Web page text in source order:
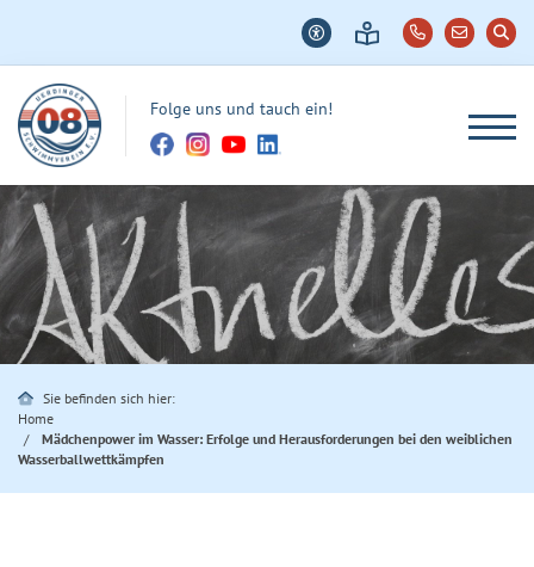
Folge uns und tauch ein!
Sie befinden sich hier:
Home
Mädchenpower im Wasser: Erfolge und Herausforderungen bei den weiblichen
Wasserballwettkämpfen